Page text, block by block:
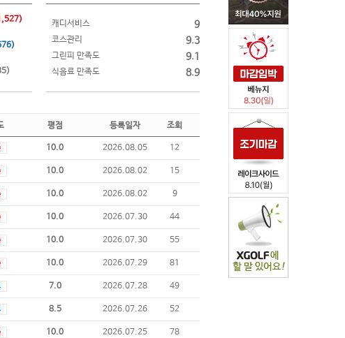
캐디서비스 9
코스관리 9.3
그린피 만족도 9.1
식음료 만족도 8.9
평점 등록일자 조회
10.0 2026.08.05 12
10.0 2026.08.02 15
10.0 2026.08.02 9
10.0 2026.07.30 44
10.0 2026.07.30 55
10.0 2026.07.29 81
7.0 2026.07.28 49
8.5 2026.07.26 52
10.0 2026.07.25 78